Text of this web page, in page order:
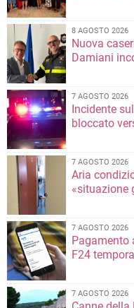
8 AGOSTO 2026
Nuova
Damiani
7 AGOSTO 2026
Incidente
bloccato
7 AGOSTO 2026
Aria
«situazione
7 AGOSTO 2026
Pagamento
F24
7 AGOSTO 2026